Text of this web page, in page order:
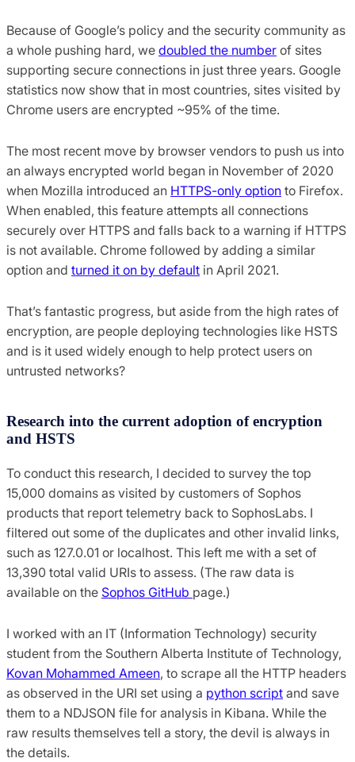
Because of Google’s policy and the security community as
a whole pushing hard, we doubled the number of sites
supporting secure connections in just three years. Google
statistics now show that in most countries, sites visited by
Chrome users are encrypted ~95% of the time.
The most recent move by browser vendors to push us into
an always encrypted world began in November of 2020
when Mozilla introduced an HTTPS-only option to Firefox.
When enabled, this feature attempts all connections
securely over HTTPS and falls back to a warning if HTTPS
is not available. Chrome followed by adding a similar
option and turned it on by default in April 2021.
That’s fantastic progress, but aside from the high rates of
encryption, are people deploying technologies like HSTS
and is it used widely enough to help protect users on
untrusted networks?
Research into the current adoption of encryption
and HSTS
To conduct this research, I decided to survey the top
15,000 domains as visited by customers of Sophos
products that report telemetry back to SophosLabs. I
filtered out some of the duplicates and other invalid links,
such as 127.0.01 or localhost. This left me with a set of
13,390 total valid URIs to assess. (The raw data is
available on the Sophos GitHub page.)
I worked with an IT (Information Technology) security
student from the Southern Alberta Institute of Technology,
Kovan Mohammed Ameen, to scrape all the HTTP headers
as observed in the URI set using a python script and save
them to a NDJSON file for analysis in Kibana. While the
raw results themselves tell a story, the devil is always in
the details.